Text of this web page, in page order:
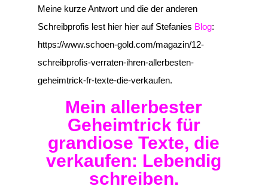
Meine kurze Antwort und die der anderen
Schreibprofis lest hier hier auf Stefanies Blog:
https://www.schoen-gold.com/magazin/12-
schreibprofis-verraten-ihren-allerbesten-
geheimtrick-fr-texte-die-verkaufen.
Mein allerbester
Geheimtrick für
grandiose Texte, die
verkaufen: Lebendig
schreiben.